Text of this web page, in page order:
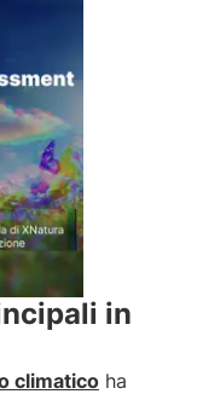
in
climatico ha